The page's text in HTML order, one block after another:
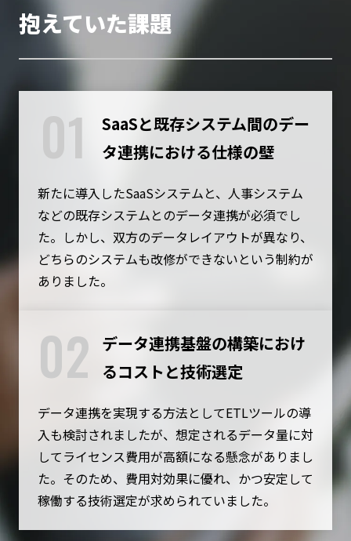
抱えていた課題
01
SaaSと既存システム間のデー
タ連携における仕様の壁
新たに導入したSaaSシステムと、人事システム
などの既存システムとのデータ連携が必須でし
た。しかし、双方のデータレイアウトが異なり、
どちらのシステムも改修ができないという制約が
ありました。
02
データ連携基盤の構築におけ
るコストと技術選定
データ連携を実現する方法としてETLツールの導
入も検討されましたが、想定されるデータ量に対
してライセンス費用が高額になる懸念がありまし
た。そのため、費用対効果に優れ、かつ安定して
稼働する技術選定が求められていました。